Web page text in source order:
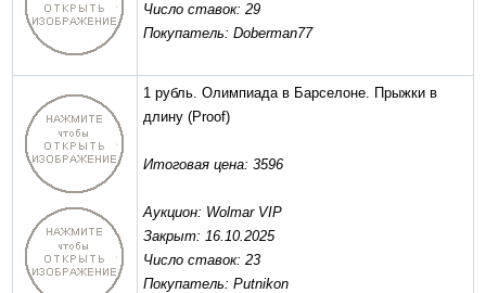
Число ставок: 29
Покупатель: Doberman77
1 рубль. Олимпиада в Барселоне. Прыжки в
длину (Proof)
Итоговая цена: 3596
Аукцион: Wolmar VIP
Закрыт: 16.10.2025
Число ставок: 23
Покупатель: Putnikon